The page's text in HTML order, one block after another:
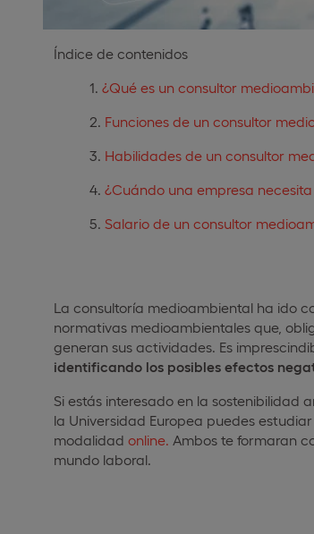
Índice de contenidos
¿Qué es un consultor
Funciones de un consultor
Habilidades de un consultor
¿Cuándo una empresa
Salario de un consultor
La consultoría medioambiental ha ido
normativas medioambientales que,
generan sus actividades. Es
identificando los posibles efectos
Si estás interesado en la sostenibilidad
la Universidad Europea puedes
modalidad online. Ambos te formaran
mundo laboral.